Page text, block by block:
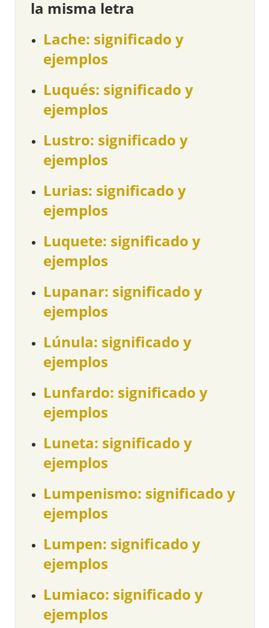
la misma letra
Lache: significado y
ejemplos
Luqués: significado y
ejemplos
Lustro: significado y
ejemplos
Lurias: significado y
ejemplos
Luquete: significado y
ejemplos
Lupanar: significado y
ejemplos
Lúnula: significado y
ejemplos
Lunfardo: significado y
ejemplos
Luneta: significado y
ejemplos
Lumpenismo: significado y
ejemplos
Lumpen: significado y
ejemplos
Lumiaco: significado y
ejemplos